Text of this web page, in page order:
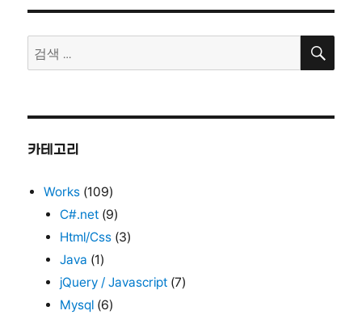
검
색:
검
카테고리
Works (109)
C#.net (9)
Html/Css (3)
Java (1)
jQuery / Javascript (7)
Mysql (6)